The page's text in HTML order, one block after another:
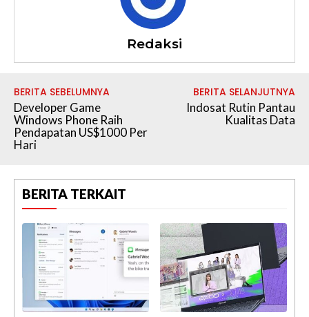
Redaksi
BERITA SEBELUMNYA
Developer Game
Windows Phone Raih
Pendapatan US$1000 Per
Hari
BERITA SELANJUTNYA
Indosat Rutin Pantau
Kualitas Data
BERITA TERKAIT